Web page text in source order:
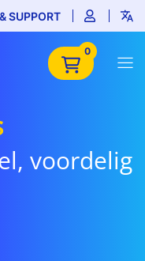
SUPPORT
0
voordelig